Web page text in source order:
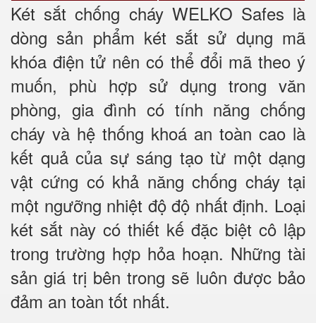
Két sắt chống cháy WELKO Safes là
dòng sản phẩm két sắt sử dụng mã
khóa điện tử nên có thể đổi mã theo ý
muốn, phù hợp sử dụng trong văn
phòng, gia đình có tính năng chống
cháy và hệ thống khoá an toàn cao là
kết quả của sự sáng tạo từ một dạng
vật cứng có khả năng chống cháy tại
một ngưỡng nhiệt độ độ nhất định. Loại
két sắt này có thiết kế đặc biệt cô lập
trong trường hợp hỏa hoạn. Những tài
sản giá trị bên trong sẽ luôn được bảo
đảm an toàn tốt nhất.